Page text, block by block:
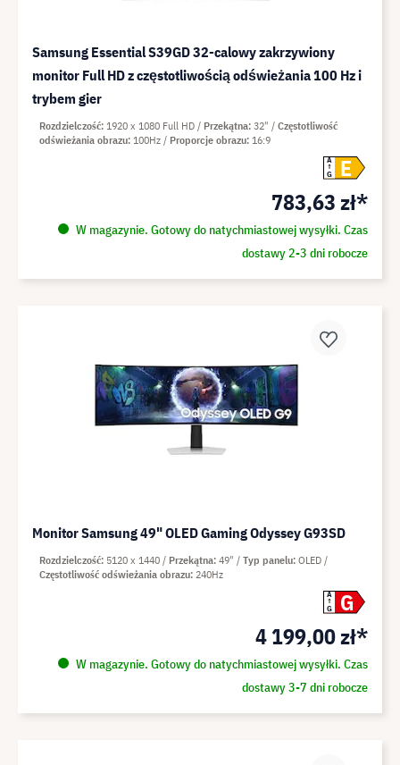
Samsung Essential S39GD 32-calowy zakrzywiony
monitor Full HD z częstotliwością odświeżania 100 Hz i
trybem gier
A
G
E
783,63 zł*
W magazynie. Gotowy do natychmiastowej wysyłki. Czas
dostawy 2-3 dni robocze
Rozdzielczość 1920 x 1080 Full HD Przekątna 32"
Częstotliwość
odświeżania obrazu 100Hz Proporcje obrazu 16:9
Monitor Samsung 49" OLED Gaming Odyssey G93SD
A
G
G
4 199,00 zł*
W magazynie. Gotowy do natychmiastowej wysyłki. Czas
dostawy 3-7 dni robocze
Rozdzielczość 5120 x 1440 Przekątna 49" Typ panelu OLED
Częstotliwość odświeżania obrazu 240Hz